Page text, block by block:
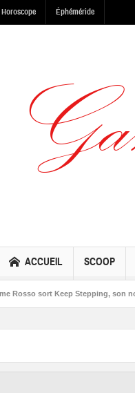
Horoscope Éphéméride
ACCUEIL SCOOP
sort Keep Stepping, son nouvel EP